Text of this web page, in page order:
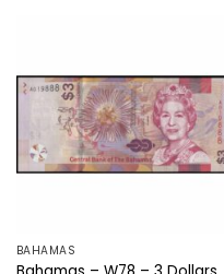
BAHAMAS